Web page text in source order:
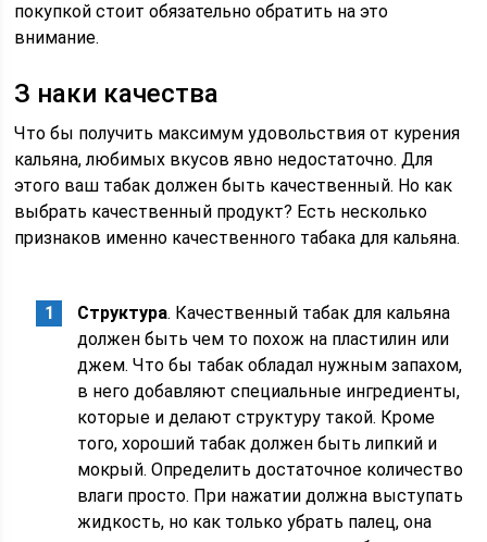
покупкой стоит обязательно обратить на это
внимание.
З наки качества
Что бы получить максимум удовольствия от курения
кальяна, любимых вкусов явно недостаточно. Для
этого ваш табак должен быть качественный. Но как
выбрать качественный продукт? Есть несколько
признаков именно качественного табака для кальяна.
Структура. Качественный табак для кальяна
должен быть чем то похож на пластилин или
джем. Что бы табак обладал нужным запахом,
в него добавляют специальные ингредиенты,
которые и делают структуру такой. Кроме
того, хороший табак должен быть липкий и
мокрый. Определить достаточное количество
влаги просто. При нажатии должна выступать
жидкость, но как только убрать палец, она